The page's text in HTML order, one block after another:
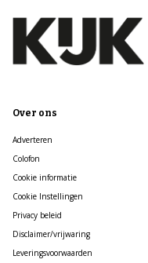
Over ons
Adverteren
Colofon
Cookie informatie
Cookie Instellingen
Privacy beleid
Disclaimer/vrijwaring
Leveringsvoorwaarden